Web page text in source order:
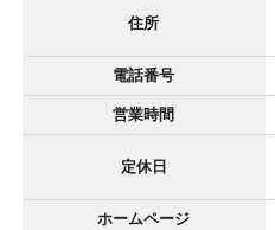
住所
電話番号
営業時間
定休日
ホームページ